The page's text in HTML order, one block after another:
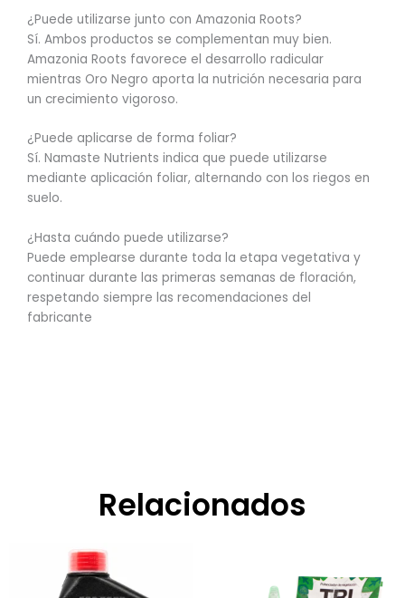
¿Puede utilizarse junto con Amazonia Roots?
Sí. Ambos productos se complementan muy bien.
Amazonia Roots favorece el desarrollo radicular
mientras Oro Negro aporta la nutrición necesaria para
un crecimiento vigoroso.
¿Puede aplicarse de forma foliar?
Sí. Namaste Nutrients indica que puede utilizarse
mediante aplicación foliar, alternando con los riegos en
suelo.
¿Hasta cuándo puede utilizarse?
Puede emplearse durante toda la etapa vegetativa y
continuar durante las primeras semanas de floración,
respetando siempre las recomendaciones del
fabricante
Relacionados
desde